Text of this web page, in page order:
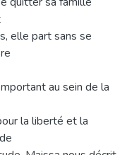
elle part sans se
au sein de la
la liberté et la